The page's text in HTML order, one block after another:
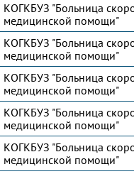
КОГКБУЗ "Больница
медицинской помощи"
КОГКБУЗ "Больница
медицинской помощи"
КОГКБУЗ "Больница
медицинской помощи"
КОГКБУЗ "Больница
медицинской помощи"
КОГКБУЗ "Больница
медицинской помощи"